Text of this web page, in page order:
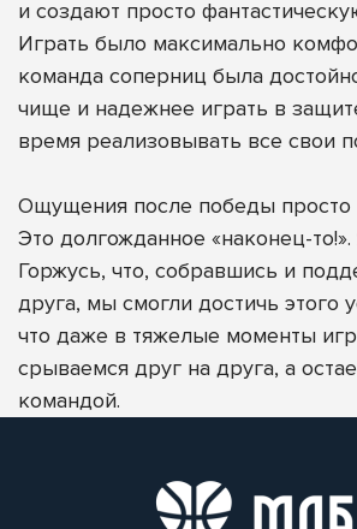
и создают просто
Играть было максимально
команда соперниц была
чище и надежнее играть в
время реализовывать все свои
Ощущения после победы просто
Это долгожданное «наконец-
Горжусь, что, собравшись и
друга, мы смогли достичь этого
что даже в тяжелые моменты
срываемся друг на друга, а
командой.